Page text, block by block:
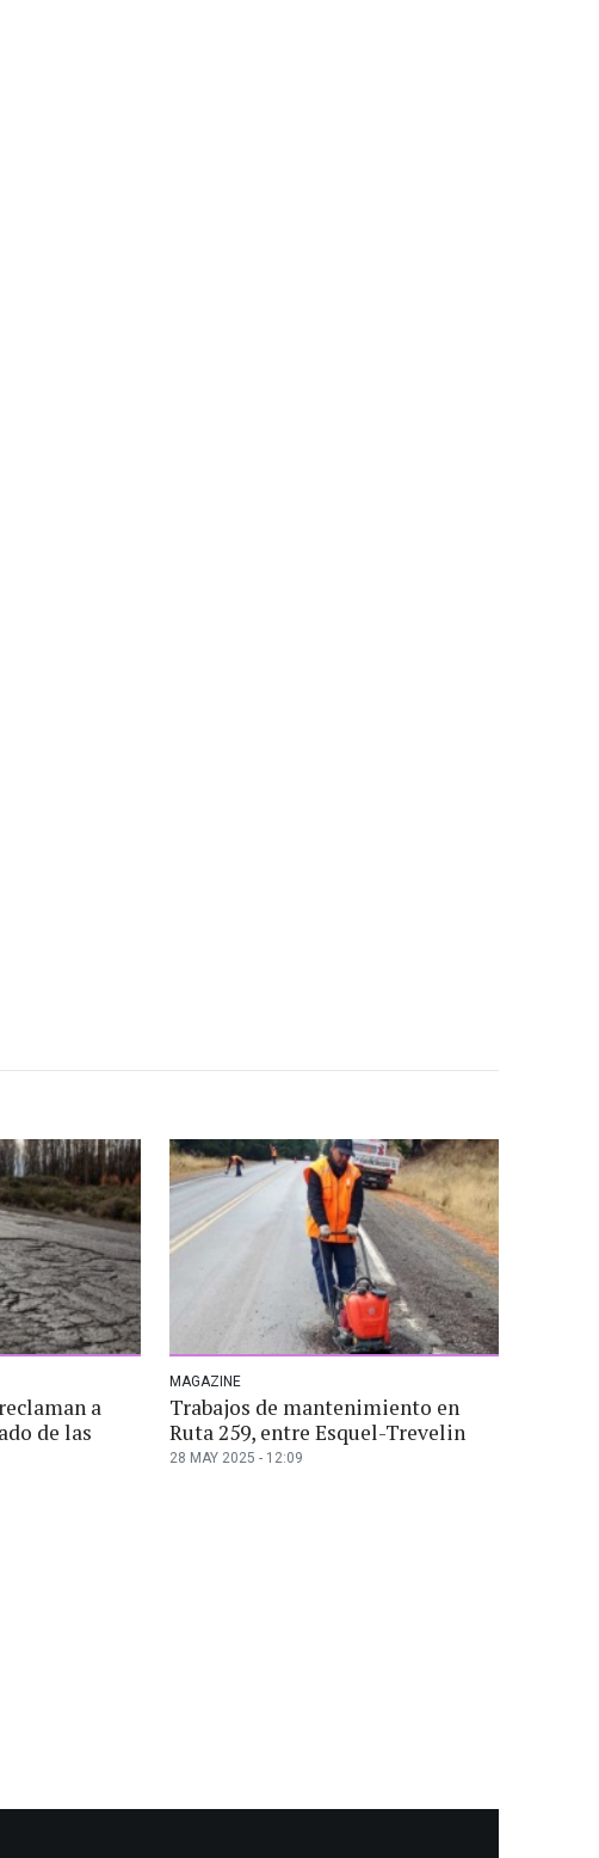
a
de las
MAGAZINE
Trabajos de mantenimiento en
Ruta 259, entre Esquel-Trevelin
28 MAY 2025 - 12:09